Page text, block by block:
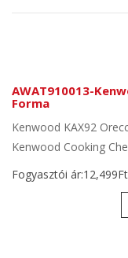
AWAT910013-
Forma
Kenwood KAX92
Kenwood Cooking
Fogyasztói ár:12,499Ft